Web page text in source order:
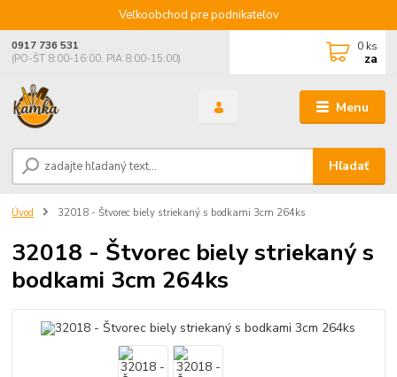
Veľkoobchod pre podnikateľov
Menu
Hľadať
0917 736 531
(PO-ŠT 8:00-16:00, PIA 8:00-15:00)
0 ks
za
Úvod 32018 - Štvorec biely striekaný s bodkami 3cm 264ks
32018 - Štvorec biely striekaný s
bodkami 3cm 264ks